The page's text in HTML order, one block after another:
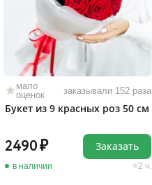
мало
оценок
заказывали 152 раза
Букет из 9 красных роз 50 см
2490
в наличии 2 ч.
Заказать